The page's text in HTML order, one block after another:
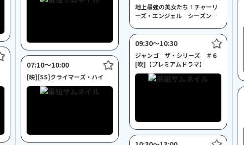
07:10〜10:00
[映][SS]クライマーズ・ハイ
地上最強の美女たち！チャーリ
ーズ・エンジェル シーズン
09:30〜10:30
ジャンゴ ザ・シリーズ ＃６
[吹]【プレミアムドラマ】